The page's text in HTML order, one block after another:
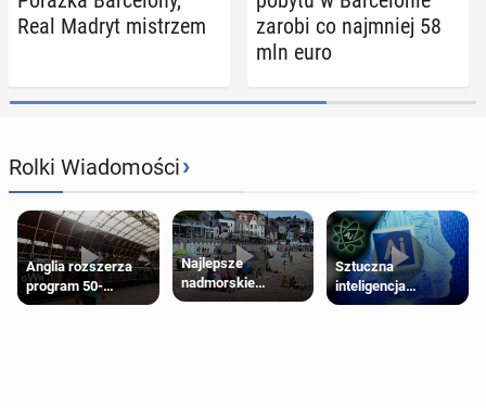
Real Madryt mi­strzem
zarobi co naj­mniej 58
mln euro
Rolki Wiadomości›
Anglia rozszerza
program 50-
procentowych
Najlepsze
nadmorskie
miasteczko blisko
Sztuczna
inteligencja
próbowała oszukać